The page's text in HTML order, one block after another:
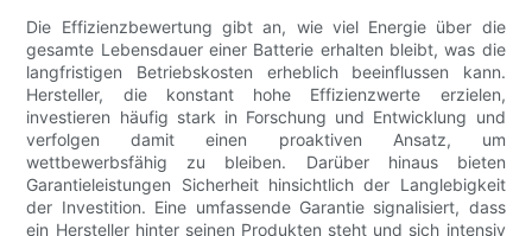
Die Effizienzbewertung gibt an, wie viel Energie über die
gesamte Lebensdauer einer Batterie erhalten bleibt, was die
langfristigen Betriebskosten erheblich beeinflussen kann.
Hersteller, die konstant hohe Effizienzwerte erzielen,
investieren häufig stark in Forschung und Entwicklung und
verfolgen damit einen proaktiven Ansatz, um
wettbewerbsfähig zu bleiben. Darüber hinaus bieten
Garantieleistungen Sicherheit hinsichtlich der Langlebigkeit
der Investition. Eine umfassende Garantie signalisiert, dass
ein Hersteller hinter seinen Produkten steht und sich intensiv